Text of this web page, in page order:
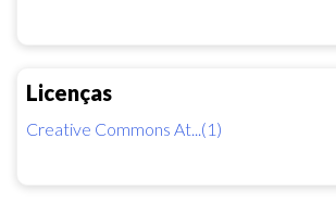
Licenças
Creative Commons At...(1)